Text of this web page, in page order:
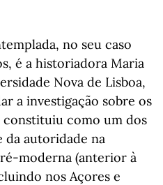
no seu caso
é a historiadora Maria
Nova de Lisboa,
a investigação sobre os
constituiu como um dos
da autoridade na
moderna (anterior à
nos Açores e